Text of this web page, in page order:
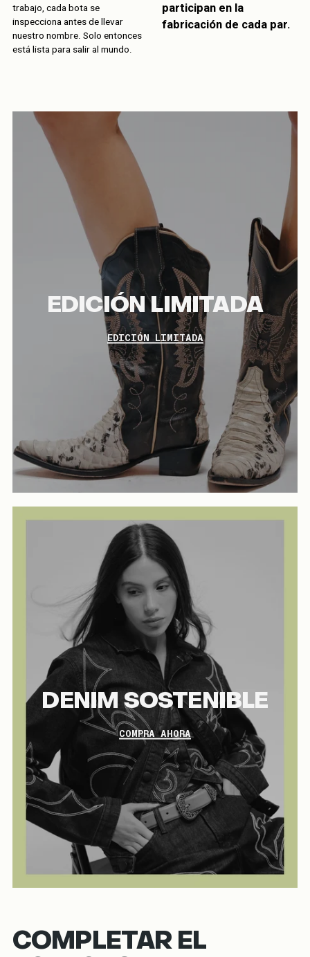
trabajo, cada bota se
inspecciona antes de llevar
nuestro nombre. Solo entonces
está lista para salir al mundo.
participan en la
fabricación de cada par.
EDICIÓN LIMITADA
EDICIÓN LIMITADA
DENIM SOSTENIBLE
COMPRA AHORA
COMPLETAR EL